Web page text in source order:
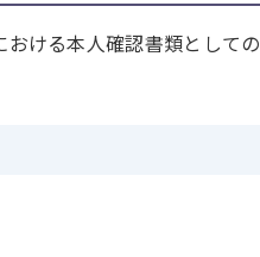
ける本人確認書類としての